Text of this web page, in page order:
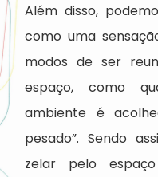
Além disso,
como uma
modos de ser
espaço, como
ambiente é
pesado”. Sendo
zelar pelo